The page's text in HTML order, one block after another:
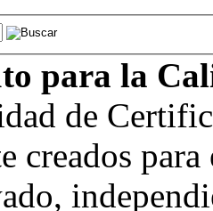
para la
de
creados